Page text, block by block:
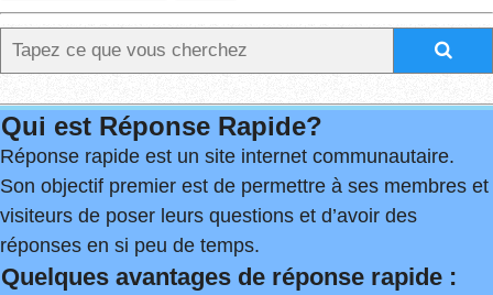
Qui est Réponse Rapide?
Réponse rapide est un site internet communautaire.
Son objectif premier est de permettre à ses membres et
visiteurs de poser leurs questions et d’avoir des
réponses en si peu de temps.
Quelques avantages de réponse rapide :